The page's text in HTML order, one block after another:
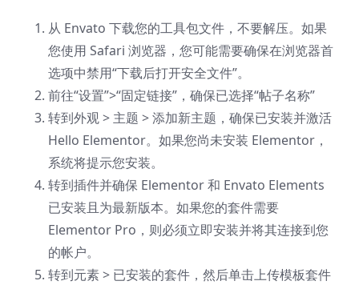
从 Envato 下载您的工具包文件，不要解压。如果
您使用 Safari 浏览器，您可能需要确保在浏览器首
选项中禁用“下载后打开安全文件”。
前往“设置”>“固定链接”，确保已选择“帖子名称”
转到外观 > 主题 > 添加新主题，确保已安装并激活
Hello Elementor。如果您尚未安装 Elementor，
系统将提示您安装。
转到插件并确保 Elementor 和 Envato Elements
已安装且为最新版本。如果您的套件需要
Elementor Pro，则必须立即安装并将其连接到您
的帐户。
转到元素 > 已安装的套件，然后单击上传模板套件